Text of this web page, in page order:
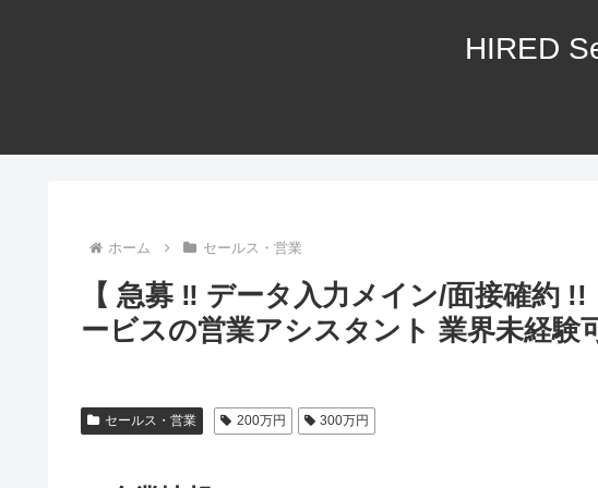
HIRED
ホーム セールス・営業
【 急募 ‼ データ入力メイン/面接確約
ービスの営業アシスタント 業界未経験
セールス・営業 200万円 300万円